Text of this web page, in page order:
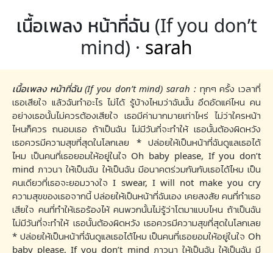
เนื้อเพลง หน้าที่ฉัน (If you don’t
mind) · sarah
เนื้อเพลง หน้าที่ฉัน (If you don’t mind) sarah : ทุกๆ ครั้ง เวลาที่
เธอเสียใจ แล้วฉันทำอะไร ไม่ได้ รู้บ้างไหมว่าฉันนั้น อึดอัดแค่ไหน คน
อย่างเธอนั้นไม่ควรต้องเสียใจ เธอมีค่ามากมายเท่าไหร่ ไม่ว่าใครหน้า
ไหนก็ควร ถนอมเธอ ถ้าเป็นฉัน ไม่มีวันที่จะทำให้ เธอนั้นต้องผิดหวัง
เธอควรมีความสุขที่สุดในโลกเลย * ปล่อยให้เป็นหน้าที่ฉันดูแลเธอได้
ไหม เป็นคนที่เธอยอมให้อยู่ในใจ Oh baby please, If you don’t
mind ภาวนา ให้เป็นฉัน ให้เป็นฉัน มีอนาคตร่วมกันกับเธอได้ไหม เป็น
คนเดียวที่เธอจะยอมวางใจ I swear, I will not make you cry
ความสุขของเธอจากนี้ ปล่อยให้เป็นหน้าที่ฉันเอง เคยสงสัย คนที่ทำเธอ
เสียใจ คนที่ทำให้เธอร้องไห้ คนพวกนั้นไม่รู้ว่าโตมาแบบไหน ถ้าเป็นฉัน
ไม่มีวันที่จะทำให้ เธอนั้นต้องผิดหวัง เธอควรมีความสุขที่สุดในโลกเลย
* ปล่อยให้เป็นหน้าที่ฉันดูแลเธอได้ไหม เป็นคนที่เธอยอมให้อยู่ในใจ Oh
baby please, If you don’t mind ภาวนา ให้เป็นฉัน ให้เป็นฉัน มี